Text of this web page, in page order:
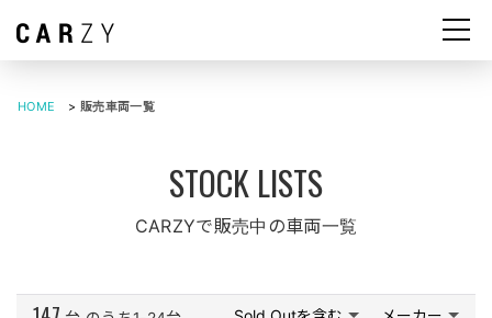
HOME > 販売車両一覧
CARZYで販売中の車両一覧